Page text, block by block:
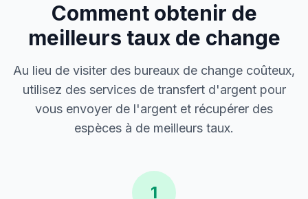
Comment obtenir de
meilleurs taux de change
Au lieu de visiter des bureaux de change coûteux,
utilisez des services de transfert d'argent pour
vous envoyer de l'argent et récupérer des
espèces à de meilleurs taux.
1